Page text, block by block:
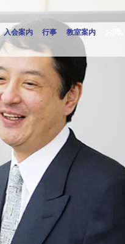
入会案内 行事 教室案内